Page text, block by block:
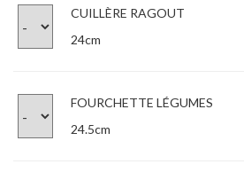
CUILLÈRE RAGOUT
24cm
FOURCHETTE LÉGUMES
24.5cm